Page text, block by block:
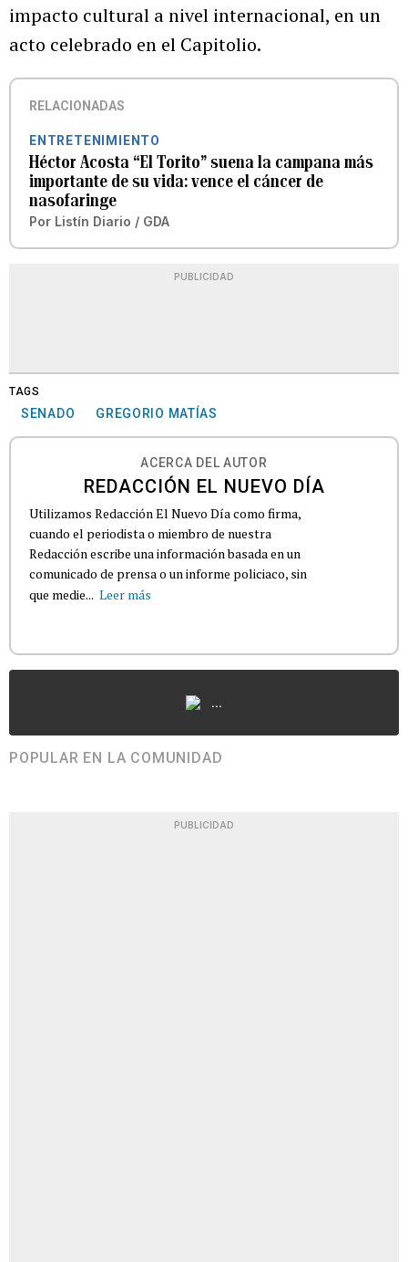
impacto cultural a nivel internacional, en un
acto celebrado en el Capitolio.
RELACIONADAS
ENTRETENIMIENTO
Héctor Acosta “El Torito” suena la campana más
importante de su vida: vence el cáncer de
nasofaringe
Por Listín Diario / GDA
PUBLICIDAD
TAGS
SENADO GREGORIO MATÍAS
ACERCA DEL AUTOR
REDACCIÓN EL NUEVO DÍA
Utilizamos Redacción El Nuevo Día como firma,
cuando el periodista o miembro de nuestra
Redacción escribe una información basada en un
comunicado de prensa o un informe policiaco, sin
que medie... Leer más
...
POPULAR EN LA COMUNIDAD
PUBLICIDAD